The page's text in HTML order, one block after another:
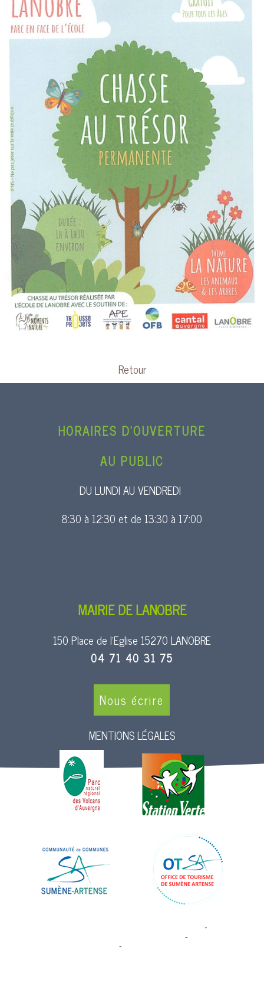
Retour
HORAIRES D’OUVERTURE
AU PUBLIC
DU LUNDI AU VENDREDI
8:30 à 12:30 et de 13:30 à 17:00
MAIRIE DE LANOBRE
150 Place de l’Eglise 15270 LANOBRE
04 71 40 31 75
Nous écrire
MENTIONS LÉGALES
-
-
-